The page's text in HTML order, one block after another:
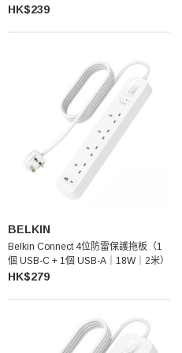
HK$239
BELKIN
Belkin Connect 4位防雷保護拖板（1
個 USB-C + 1個 USB-A｜18W｜2米）
HK$279